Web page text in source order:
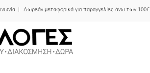
| Δωρεάν μεταφορικά για παραγγελίες άνω των 100€